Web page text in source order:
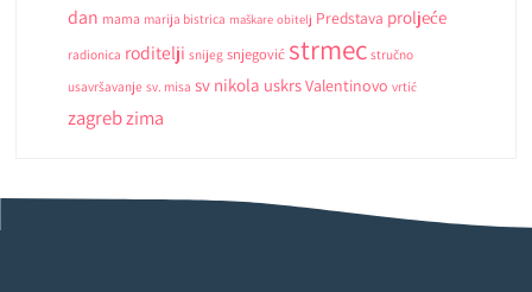
dan mama marija bistrica maškare obitelj Predstava proljeće
radionica roditelji snijeg snjegović strmec stručno
usavršavanje sv. misa sv nikola uskrsValentinovo vrtić
zagrebzima